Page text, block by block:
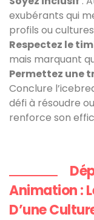
exubérants qui
profils ou
Respectez le
mais marquant
Permettez une
Conclure
défi à résoudre
renforce son
Animation :
D’une